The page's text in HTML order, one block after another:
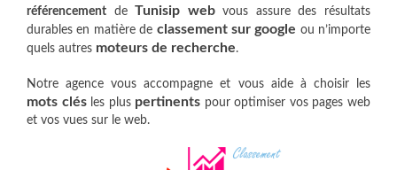
référencement de Tunisip webvous assure des résultats
durables en matière de classement sur google ou n’importe
quels autres moteurs de recherche.
Notre agence vous accompagne et vous aide à choisir les
mots clésles plus pertinents pour optimiser vos pages web
et vos vues sur le web.